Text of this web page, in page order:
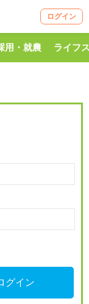
ログイン
用・就農 ライフ